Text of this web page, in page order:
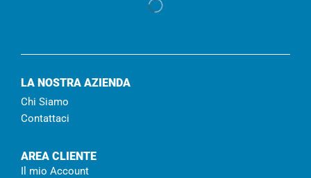
LA NOSTRA AZIENDA
Chi Siamo
Contattaci
AREA CLIENTE
Il mio Account